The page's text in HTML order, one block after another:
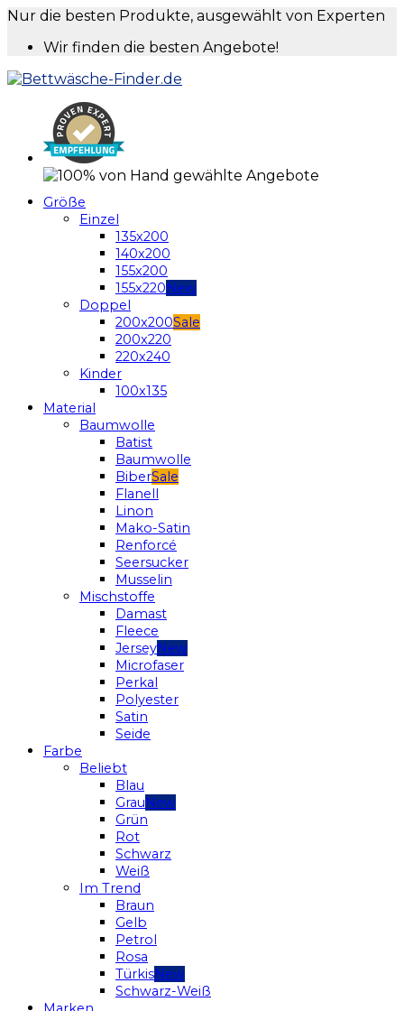
Nur die besten Produkte, ausgewählt von Experten
Wir finden die besten Angebote!
Größe
Einzel
135x200
140x200
155x200
155x220
Doppel
200x200
200x220
220x240
Kinder
100x135
Material
Baumwolle
Batist
Baumwolle
Biber
Flanell
Linon
Mako-Satin
Renforcé
Seersucker
Musselin
Mischstoffe
Damast
Fleece
Jersey
Microfaser
Perkal
Polyester
Satin
Seide
Farbe
Beliebt
Blau
Grau
Grün
Rot
Schwarz
Weiß
Im Trend
Braun
Gelb
Petrol
Rosa
Türkis
Schwarz-Weiß